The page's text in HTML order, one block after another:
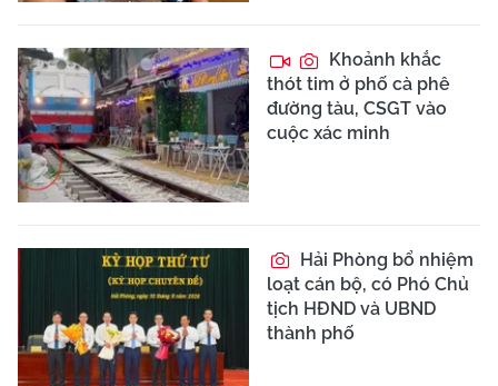
Khoảnh khắc
thót tim ở phố cà phê
đường tàu, CSGT vào
cuộc xác minh
Hải Phòng bổ nhiệm
loạt cán bộ, có Phó Chủ
tịch HĐND và UBND
thành phố